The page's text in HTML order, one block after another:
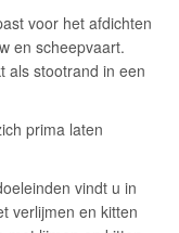
voor het afdichten
en scheepvaart.
als stootrand in een
prima laten
vindt u in
verlijmen en kitten